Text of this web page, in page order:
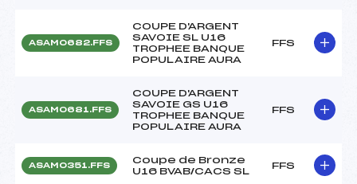
ASAM0682.FFS
COUPE D'ARGENT
SAVOIE SL U16
TROPHEE BANQUE
POPULAIRE AURA
FFS
ASAM0681.FFS
COUPE D'ARGENT
SAVOIE GS U16
TROPHEE BANQUE
POPULAIRE AURA
FFS
ASAM0351.FFS
Coupe de Bronze
U16 BVAB/CACS SL
FFS